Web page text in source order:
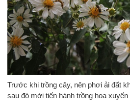
Trước khi trồng cây, nên phơi ải đất
sau đó mới tiến hành trồng hoa xuyến